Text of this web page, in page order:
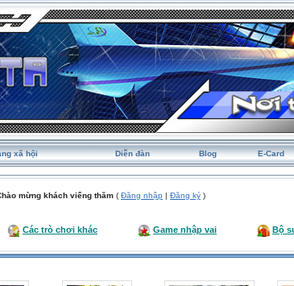
xã hội Diễn đàn Blog E-Card
mừng khách viếng thăm ( Đăng nhập | Đăng ký )
Các trò chơi khác Game nhập vai Bộ